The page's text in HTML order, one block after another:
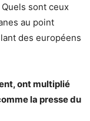
sont ceux
au point
des européens
ont multiplié
la presse du